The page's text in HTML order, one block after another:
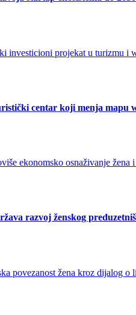
centar koji menja mapu
razvoj ženskog